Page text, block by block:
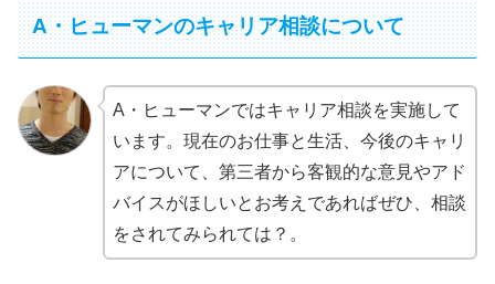
A・ヒューマンのキャリア相談について
A・ヒューマンではキャリア相談を実施して
います。現在のお仕事と生活、今後のキャリ
アについて、第三者から客観的な意見やアド
バイスがほしいとお考えであればぜひ、相談
をされてみられては？。